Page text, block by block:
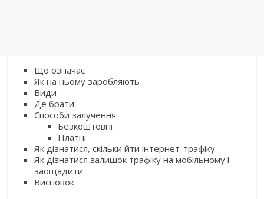
Що означає
Як на ньому заробляють
Види
Де брати
Способи залучення
Безкоштовні
Платні
Як дізнатися, скільки йти інтернет-трафіку
Як дізнатися залишок трафіку на мобільному і
заощадити
Висновок